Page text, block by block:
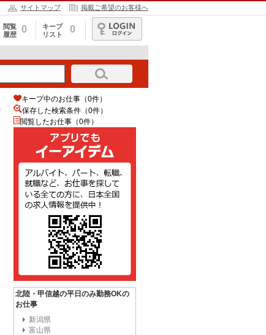
サイトマップ 掲載ご希望のお客様へ
閲覧
履歴
0
キープ
リスト
0
ログイン
キープ中のお仕事（0件）
保存した検索条件（0件）
閲覧したお仕事（0件）
北陸・甲信越の平日のみ勤務OKの
お仕事
新潟県
富山県